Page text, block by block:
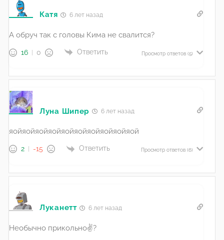
Катя 6 лет назад
А обруч так с головы Кима не свалится?
16 0 Ответить Просмотр ответов (5)
Луна Шипер 6 лет назад
яойяойяойяойяойяойяойяойяойяой
2 -15 Ответить Просмотр ответов (6)
Луканетт 6 лет назад
Необычно прикольно✌?